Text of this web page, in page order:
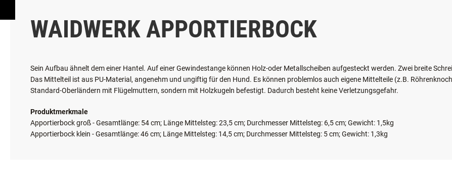
WAIDWERK APPORTIERBOCK
Sein Aufbau ähnelt dem einer Hantel. Auf einer Gewindestange können Holz-oder Metallscheiben aufgesteckt werden. Zwei breite
Das Mittelteil ist aus PU-Material, angenehm und ungiftig für den Hund. Es können problemlos auch eigene Mittelteile (z.B.
Standard-Oberländern mit Flügelmuttern, sondern mit Holzkugeln befestigt. Dadurch besteht keine Verletzungsgefahr.
Produktmerkmale
Apportierbock groß -Gesamtlänge: 54 cm; Länge Mittelsteg: 23,5 cm; Durchmesser Mittelsteg: 6,5 cm; Gewicht: 1,5kg
Apportierbock klein -Gesamtlänge: 46 cm; Länge Mittelsteg: 14,5 cm; Durchmesser Mittelsteg: 5 cm; Gewicht: 1,3kg